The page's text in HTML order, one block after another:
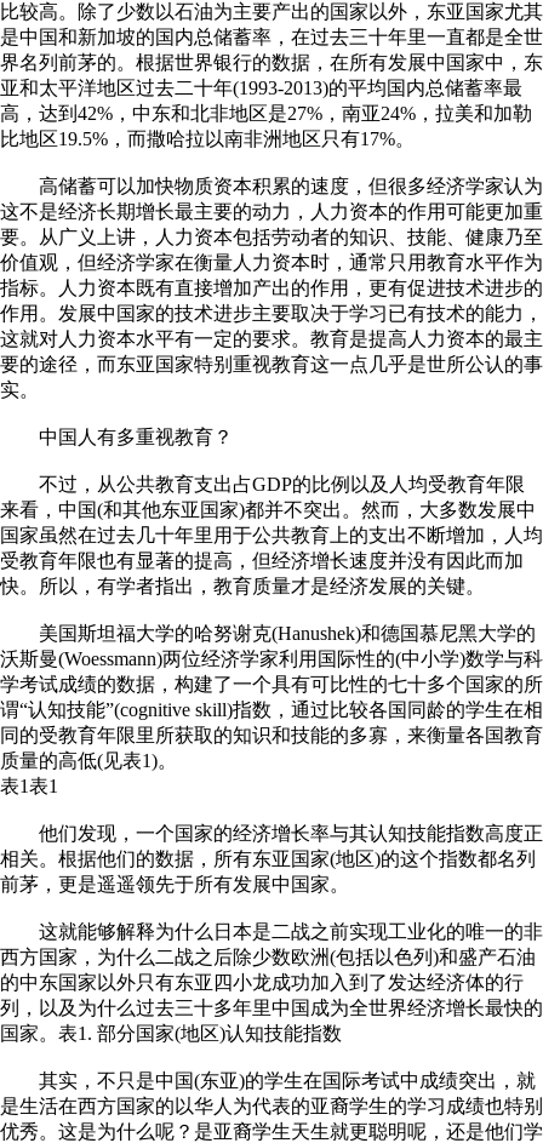
比较高。除了少数以石油为主要产出的国家以外，东亚国家尤其
是中国和新加坡的国内总储蓄率，在过去三十年里一直都是全世
界名列前茅的。根据世界银行的数据，在所有发展中国家中，东
亚和太平洋地区过去二十年(1993-2013)的平均国内总储蓄率最
高，达到42%，中东和北非地区是27%，南亚24%，拉美和加勒
比地区19.5%，而撒哈拉以南非洲地区只有17%。
高储蓄可以加快物质资本积累的速度，但很多经济学家认为
这不是经济长期增长最主要的动力，人力资本的作用可能更加重
要。从广义上讲，人力资本包括劳动者的知识、技能、健康乃至
价值观，但经济学家在衡量人力资本时，通常只用教育水平作为
指标。人力资本既有直接增加产出的作用，更有促进技术进步的
作用。发展中国家的技术进步主要取决于学习已有技术的能力，
这就对人力资本水平有一定的要求。教育是提高人力资本的最主
要的途径，而东亚国家特别重视教育这一点几乎是世所公认的事
实。
中国人有多重视教育？
不过，从公共教育支出占GDP的比例以及人均受教育年限
来看，中国(和其他东亚国家)都并不突出。然而，大多数发展中
国家虽然在过去几十年里用于公共教育上的支出不断增加，人均
受教育年限也有显著的提高，但经济增长速度并没有因此而加
快。所以，有学者指出，教育质量才是经济发展的关键。
美国斯坦福大学的哈努谢克(Hanushek)和德国慕尼黑大学的
沃斯曼(Woessmann)两位经济学家利用国际性的(中小学)数学与科
学考试成绩的数据，构建了一个具有可比性的七十多个国家的所
谓“认知技能”(cognitive skill)指数，通过比较各国同龄的学生在相
同的受教育年限里所获取的知识和技能的多寡，来衡量各国教育
质量的高低(见表1)。
表1表1
他们发现，一个国家的经济增长率与其认知技能指数高度正
相关。根据他们的数据，所有东亚国家(地区)的这个指数都名列
前茅，更是遥遥领先于所有发展中国家。
这就能够解释为什么日本是二战之前实现工业化的唯一的非
西方国家，为什么二战之后除少数欧洲(包括以色列)和盛产石油
的中东国家以外只有东亚四小龙成功加入到了发达经济体的行
列，以及为什么过去三十多年里中国成为全世界经济增长最快的
国家。表1. 部分国家(地区)认知技能指数
其实，不只是中国(东亚)的学生在国际考试中成绩突出，就
是生活在西方国家的以华人为代表的亚裔学生的学习成绩也特别
优秀。这是为什么呢？是亚裔学生天生就更聪明呢，还是他们学